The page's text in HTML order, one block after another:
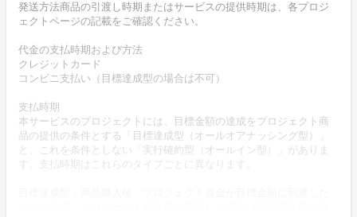
発送方法商品の引渡し時期またはサービスの提供時期は、各プロジ
ェクトページの記載をご確認ください。
代金の支払時期および方法
クレジットカード
コンビニ支払い（目標達成型の場合は不可）
支払時期
本サービスのプロジェクトには、目標金額の達成をプロジェクト商
品の提供の条件とする「目標達成型（オールオアナッシング型）」
と、これを条件としない「実行確約型（オールイン型）」がありま
す。支払時期はこれらのタイプごとに異なります。